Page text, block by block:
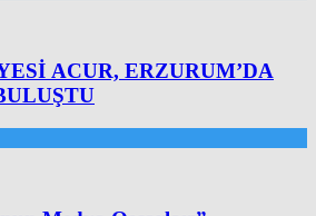
ACUR, ERZURUM’DA